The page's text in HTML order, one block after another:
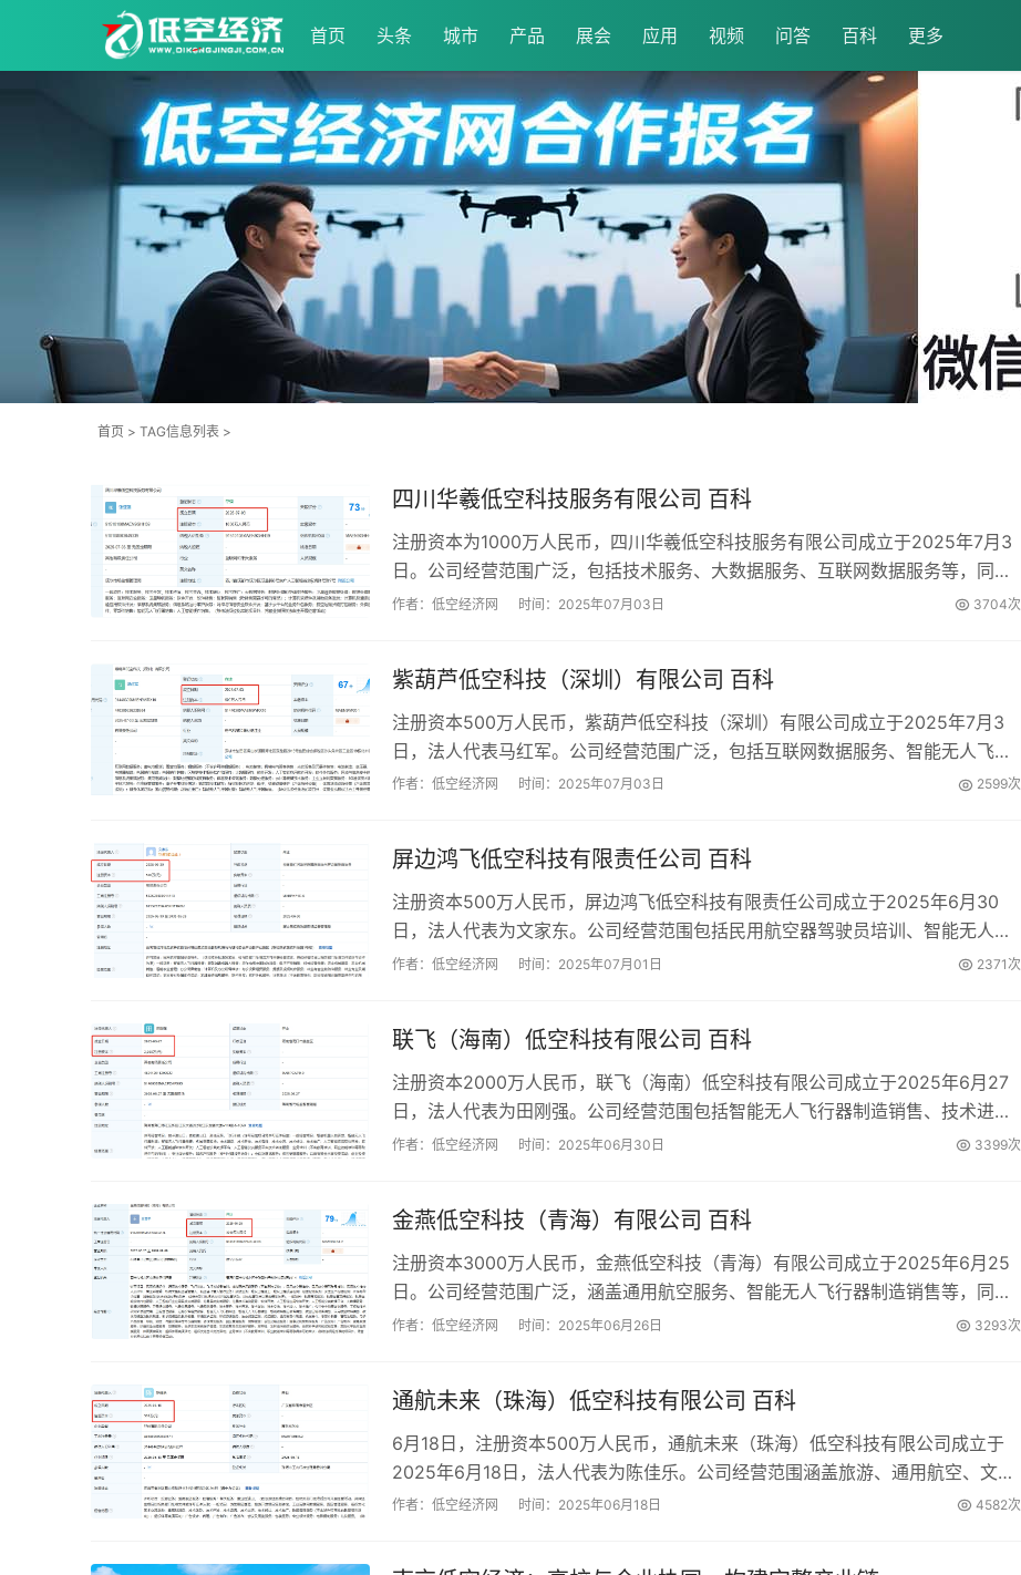
首页 头条 城市 产品 展会 应用 视频 问答 百科 更多
首页 > TAG信息列表 >
四川华羲低空科技服务有限公司 百科
注册资本为1000万人民币，四川华羲低空科技服务有限公司成立于2025年7月3
日。公司经营范围广泛，包括技术服务、大数据服务、互联网数据服务等，同时
销售智能无人飞行器和人工智能硬件等产品。...
作者：低空经济网 时间：2025年07月03日 3704次
紫葫芦低空科技（深圳）有限公司 百科
注册资本500万人民币，紫葫芦低空科技（深圳）有限公司成立于2025年7月3
日，法人代表马红军。公司经营范围广泛，包括互联网数据服务、智能无人飞行
器制造与销售等，是一家具有多元化业务的高科技企业。...
作者：低空经济网 时间：2025年07月03日 2599次
屏边鸿飞低空科技有限责任公司 百科
注册资本500万人民币，屏边鸿飞低空科技有限责任公司成立于2025年6月30
日，法人代表为文家东。公司经营范围包括民用航空器驾驶员培训、智能无人飞
行器销售、农业机械服务等。...
作者：低空经济网 时间：2025年07月01日 2371次
联飞（海南）低空科技有限公司 百科
注册资本2000万人民币，联飞（海南）低空科技有限公司成立于2025年6月27
日，法人代表为田刚强。公司经营范围包括智能无人飞行器制造销售、技术进出
口等，同时开展智能机器人研发、业务培训等多项业务。...
作者：低空经济网 时间：2025年06月30日 3399次
金燕低空科技（青海）有限公司 百科
注册资本3000万人民币，金燕低空科技（青海）有限公司成立于2025年6月25
日。公司经营范围广泛，涵盖通用航空服务、智能无人飞行器制造销售等，同时
涉及人工智能、体育赛事策划等多个领域。...
作者：低空经济网 时间：2025年06月26日 3293次
通航未来（珠海）低空科技有限公司 百科
6月18日，注册资本500万人民币，通航未来（珠海）低空科技有限公司成立于
2025年6月18日，法人代表为陈佳乐。公司经营范围涵盖旅游、通用航空、文化
交流等多个领域，包括许可项目和一般项目，营业期限无固定期限。...
作者：低空经济网 时间：2025年06月18日 4582次